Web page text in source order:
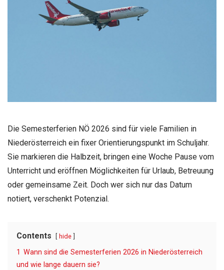
Die Semesterferien NÖ 2026 sind für viele Familien in
Niederösterreich ein fixer Orientierungspunkt im Schuljahr.
Sie markieren die Halbzeit, bringen eine Woche Pause vom
Unterricht und eröffnen Möglichkeiten für Urlaub, Betreuung
oder gemeinsame Zeit. Doch wer sich nur das Datum
notiert, verschenkt Potenzial.
Contents hide
1 Wann sind die Semesterferien 2026 in Niederösterreich
und wie lange dauern sie?